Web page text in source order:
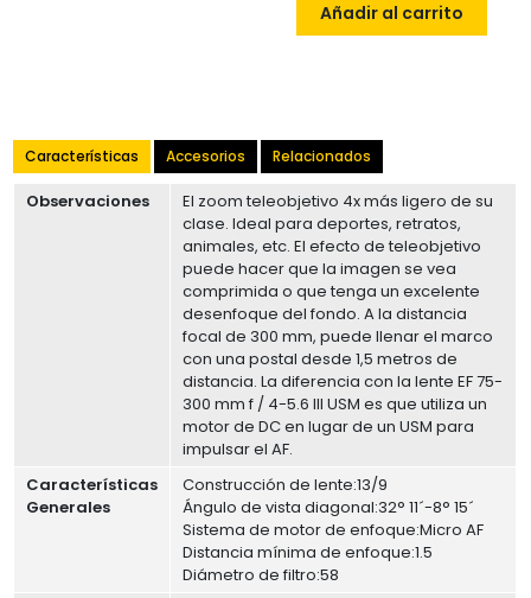
Añadir al carrito
Características Accesorios Relacionados
Observaciones
El zoom teleobjetivo 4x más ligero de su
clase. Ideal para deportes, retratos,
animales, etc. El efecto de teleobjetivo
puede hacer que la imagen se vea
comprimida o que tenga un excelente
desenfoque del fondo. A la distancia
focal de 300 mm, puede llenar el marco
con una postal desde 1,5 metros de
distancia. La diferencia con la lente EF 75-
300 mm f / 4-5.6 III USM es que utiliza un
motor de DC en lugar de un USM para
impulsar el AF.
Características
Generales
Construcción de lente:13/9
Ángulo de vista diagonal:32° 11´-8° 15´
Sistema de motor de enfoque:Micro AF
Distancia mínima de enfoque:1.5
Diámetro de filtro:58